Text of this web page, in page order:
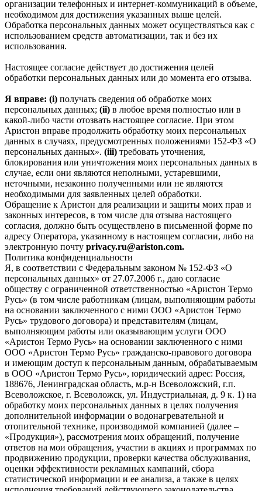
организации телефонных и интернет‑коммуникаций в объеме,
необходимом для достижения указанных выше целей.
Обработка персональных данных может осуществляться как с
использованием средств автоматизации, так и без их
использования.
Настоящее согласие действует до достижения целей
обработки персональных данных или до момента его отзыва.
Я вправе: (i) получать сведения об обработке моих
персональных данных; (ii) в любое время полностью или в
какой-либо части отозвать настоящее согласие. При этом
Аристон вправе продолжить обработку моих персональных
данных в случаях, предусмотренных положениями 152-ФЗ «О
персональных данных». (iii) требовать уточнения,
блокирования или уничтожения моих персональных данных в
случае, если они являются неполными, устаревшими,
неточными, незаконно полученными или не являются
необходимыми для заявленных целей обработки.
Обращение к Аристон для реализации и защиты моих прав и
законных интересов, в том числе для отзыва настоящего
согласия, должно быть осуществлено в письменной форме по
адресу Оператора, указанному в настоящем согласии, либо на
электронную почту privacy.ru@ariston.com.
Политика конфиденциальности
Я, в соответствии с Федеральным законом № 152-ФЗ «О
персональных данных» от 27.07.2006 г., даю согласие
обществу с ограниченной ответственностью «Аристон Термо
Русь» (в том числе работникам (лицам, выполняющим работы
на основании заключенного с ними ООО «Аристон Термо
Русь» трудового договора) и представителям (лицам,
выполняющим работы или оказывающим услуги ООО
«Аристон Термо Русь» на основании заключенного с ними
ООО «Аристон Термо Русь» гражданско-правового договора
и имеющим доступ к персональным данным, обрабатываемым
в ООО «Аристон Термо Русь», юридический адрес: Россия,
188676, Ленинградская область, м.р-н Всеволожский, г.п.
Всеволожское, г. Всеволожск, ул. Индустриальная, д. 9 к. 1) на
обработку моих персональных данных в целях получения
дополнительной информации о водонагревательной и
отопительной технике, производимой компанией (далее –
«Продукция»), рассмотрения моих обращений, получение
ответов на мои обращения, участии в акциях и программах по
продвижению продукции, проверки качества обслуживания,
оценки эффективности рекламных кампаний, сбора
статистической информации и ее анализа, а также в целях